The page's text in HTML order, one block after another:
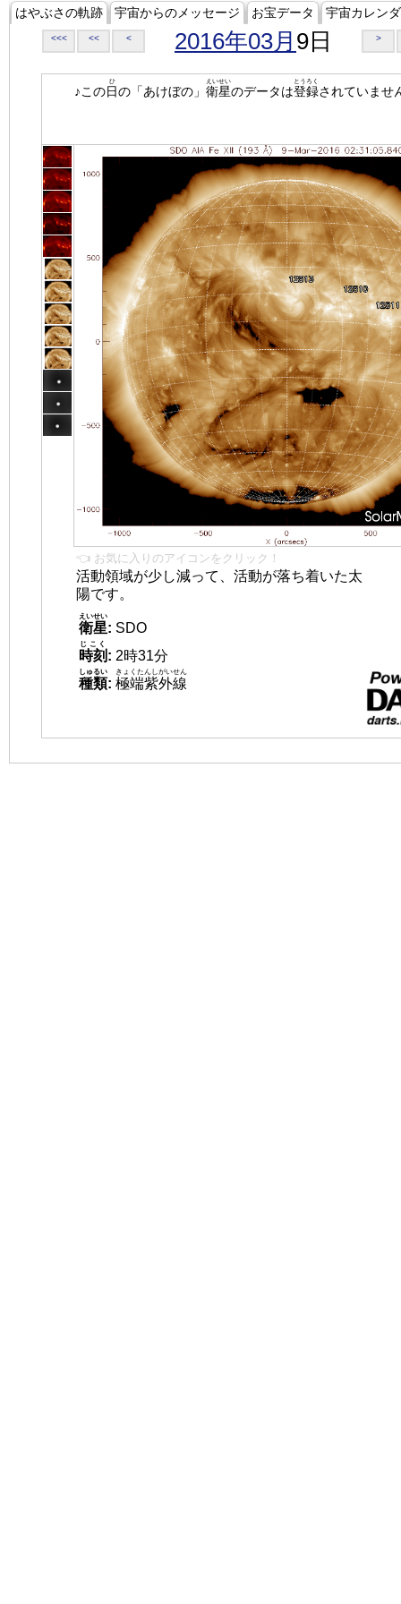
はやぶさの軌跡 宇宙からのメッセージ お宝データ 宇宙カレン
<<< << < 2016年03月 9日 >
♪この日
ひ
の「あけぼの」 衛星
えいせい
のデータは登録
とうろく
されていませ
👈 お気に入りのアイコンをクリック！
活動領域が少し減って、活動が落ち着いた太
陽です。
衛星
えいせい
: SDO
時刻
じこく
: 2時31分
種類
しゅるい
: 極端紫外線
きょくたんしがいせん